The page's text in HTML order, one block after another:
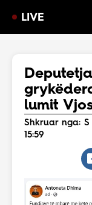
LIVE
lumit
Shkruar nga: S
15:59